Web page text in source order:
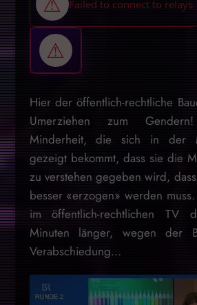
Hier der öffentlich-rechtliche
Umerziehen zum
Minderheit, die sich in der
gezeigt bekommt, dass sie die
zu verstehen gegeben wird,
besser «erzogen» werden
im öffentlich-rechtlichen TV
Minuten länger, wegen der
Verabschiedung…